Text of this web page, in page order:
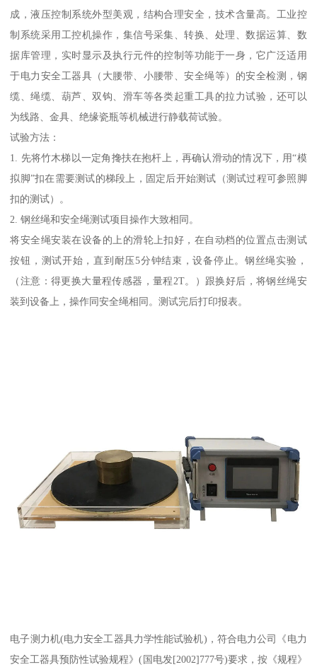
成，液压控制系统外型美观，结构合理安全，技术含量高。工业控
制系统采用工控机操作，集信号采集、转换、处理、数据运算、数
据库管理，实时显示及执行元件的控制等功能于一身，它广泛适用
于电力安全工器具（大腰带、小腰带、安全绳等）的安全检测，钢
缆、绳缆、葫芦、双钩、滑车等各类起重工具的拉力试验，还可以
为线路、金具、绝缘瓷瓶等机械进行静载荷试验。
试验方法：
1. 先将竹木梯以一定角搀扶在抱杆上，再确认滑动的情况下，用“模
拟脚”扣在需要测试的梯段上，固定后开始测试（测试过程可参照脚
扣的测试）。
2. 钢丝绳和安全绳测试项目操作大致相同。
将安全绳安装在设备的上的滑轮上扣好，在自动档的位置点击测试
按钮，测试开始，直到耐压5分钟结束，设备停止。钢丝绳实验，
（注意：得更换大量程传感器，量程2T。）跟换好后，将钢丝绳安
装到设备上，操作同安全绳相同。测试完后打印报表。
电子测力机(电力安全工器具力学性能试验机)，符合电力公司《电力
安全工器具预防性试验规程》(国电发[2002]777号)要求，按《规程》